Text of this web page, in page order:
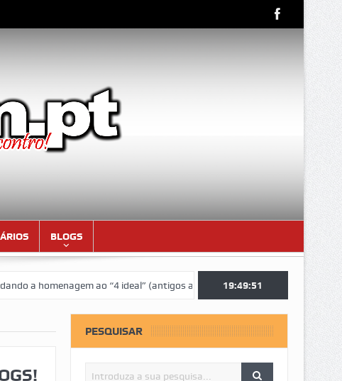
BLOGS
ao “4 ideal” (antigos atletas “moçambicanos” do GCF da época
19:49:52
PESQUISAR